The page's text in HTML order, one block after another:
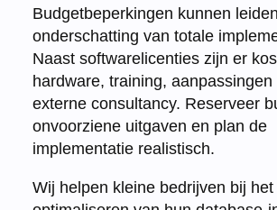
Budgetbeperkingen kunnen
onderschatting van totale
Naast softwarelicenties zijn er
hardware, training,
externe consultancy. Reserveer
onvoorziene uitgaven en plan de
implementatie realistisch.
Wij helpen kleine bedrijven bij het